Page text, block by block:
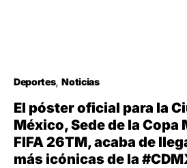
Deportes Noticias
El póster oficial para la
México, Sede de la Copa
FIFA 26TM, acaba de
más icónicas de la